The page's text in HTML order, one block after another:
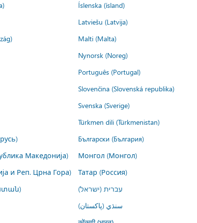
Íslenska (ísland)
Latviešu (Latvija)
Malti (Malta)
Nynorsk (Noreg)
Português (Portugal)
Slovenčina (Slovenská republika)
Svenska (Sverige)
Türkmen dili (Türkmenistan)
Български (България)
Македонија) Монгол (Монгол)
и Реп. Црна Гора) Татар (Россия)
עברית (ישראל)
سنڌي (پاکستان)